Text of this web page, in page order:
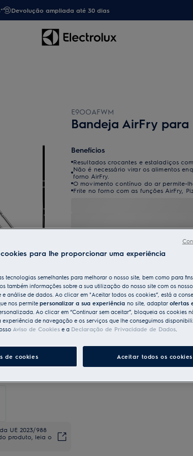
Devolução ampliada até 30 dias
UE 2023/988
produto, leia o
E9OOAFWM
Bandeja AirFry
Benefícios
Resultados crocantes e estaladiços
Não é necessário virar os alimentos
forno AirFry.
O movimento contínuo do ar permite-
Frite no forno com as funções AirFry,
Compre diretamente à
Entrega ao domicilío incluído
50 €
Devolução ampliada até 30
As disponibilidade, as serviços e o
para lhe proporcionar uma experiência
tecnologias semelhantes para melhorar o nosso site, bem como para
também informações sobre a sua utilização do nosso site com os
análise de dados. Ao clicar em "Aceitar todos os cookies”, está a
nos permite personalizar a sua experiência no site, adaptar ofertas
Ao clicar em “Continuar sem aceitar”, bloqueia os cookies
de navegação e os serviços que lhe conseguimos
Aviso de Cookies e a Declaração de Privacidade de Dados.
de cookies Aceitar todos os cookies